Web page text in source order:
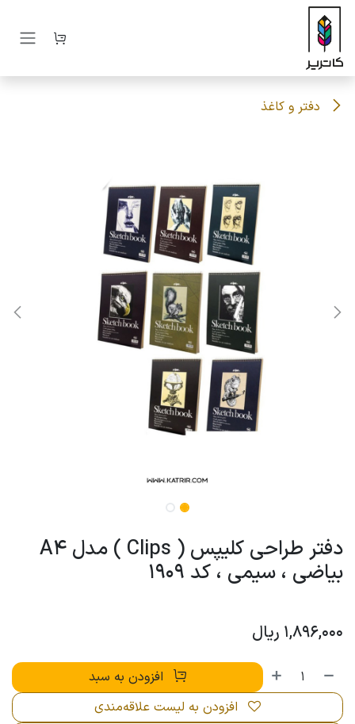
صرف نظر و مشاهده محتوا
دفتر و کاغذ
دفتر طراحی کلیپس ( Clips ) مدل A4
بیاضی ، سیمی ، کد 1909
1,896,000 ریال
افزودن به سبد
افزودن به لیست علاقه‌مندی